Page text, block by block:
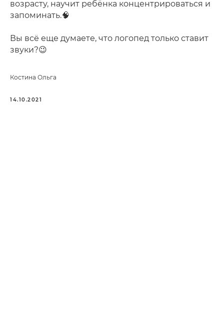
возрасту, научит ребёнка концентрироваться и
запоминать.🧠
Вы всё еще думаете, что логопед только ставит
звуки?😉
Костина Ольга
14.10.2021